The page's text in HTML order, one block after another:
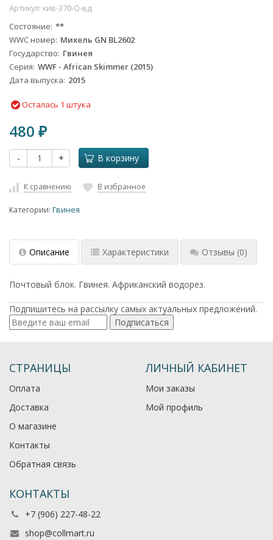
Артикул: кив-370-О-вд
Состояние **
WWC номер Михель GN BL2602
Государство Гвинея
Серия WWF - African Skimmer (2015)
Дата выпуска 2015
Осталась 1 штука
480 ₽
- + В корзину
К сравнению В избранное
Категории: Гвинея
Описание Характеристики Отзывы (0)
Почтовый блок. Гвинея. Африканский водорез.
Подпишитесь на рассылку самых актуальных предложений.
Подписаться
СТРАНИЦЫ
Оплата
Доставка
О магазине
Контакты
Обратная связь
ЛИЧНЫЙ КАБИНЕТ
Мои заказы
Мой профиль
КОНТАКТЫ
+7 (906) 227-48-22
shop@collmart.ru